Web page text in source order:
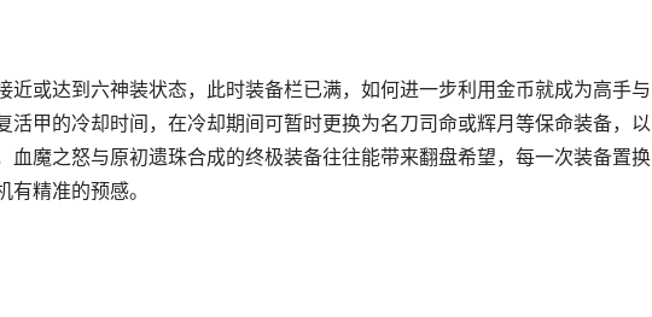
近或达到六神装状态，此时装备栏已满，如何进一步利用金币就成为高手与
活甲的冷却时间，在冷却期间可暂时更换为名刀司命或辉月等保命装备，以
血魔之怒与原初遗珠合成的终极装备往往能带来翻盘希望，每一次装备置换
精准的预感。